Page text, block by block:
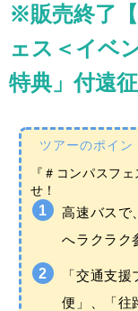
※販売終了
ェス＜イベ
特典」付遠
ツアーのポイン
『＃コンパスフ
せ！
高速バスで
へラクラク
「交通支
便」、「往